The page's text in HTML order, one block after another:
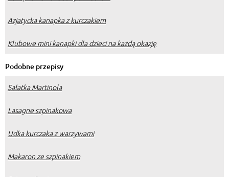
Azjatycka kanapka z kurczakiem
Klubowe mini kanapki dla dzieci na każdą okazję
Podobne przepisy
Sałatka Martinola
Lasagne szpinakowa
Udka kurczaka z warzywami
Makaron ze szpinakiem